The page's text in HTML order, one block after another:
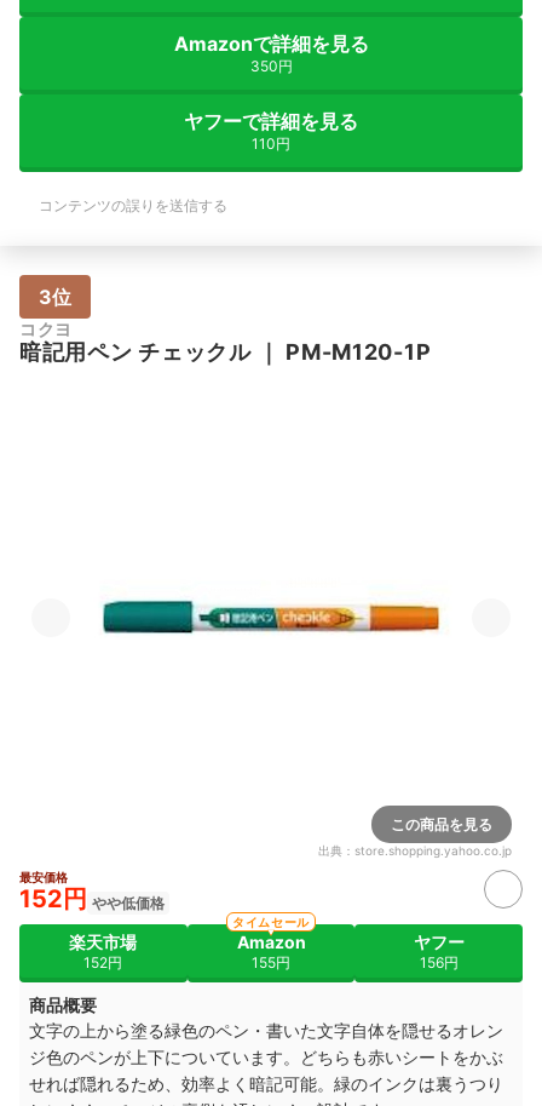
Amazonで詳細を見る
350円
ヤフーで詳細を見る
110円
コンテンツの誤りを送信する
3位
コクヨ
暗記用ペン チェックル｜ PM-M120-1P
この商品を見る
出典： store.shopping.yahoo.co.jp
最安価格
152円 やや低価格
楽天市場
152円
Amazon
155円
タイムセール
ヤフー
156円
商品概要
文字の上から塗る緑色のペン・書いた文字自体を隠せるオレン
ジ色のペンが上下についています。どちらも赤いシートをかぶ
せれば隠れるため、効率よく暗記可能。緑のインクは裏うつり